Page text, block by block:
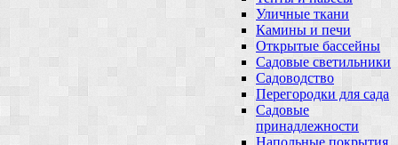
Уличные ткани
Камины и печи
Открытые бассейны
Садовые светильники
Садоводство
Перегородки для сада
Садовые
принадлежности
Напольные покрытия